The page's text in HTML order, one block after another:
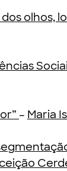
olhos,
– Maria